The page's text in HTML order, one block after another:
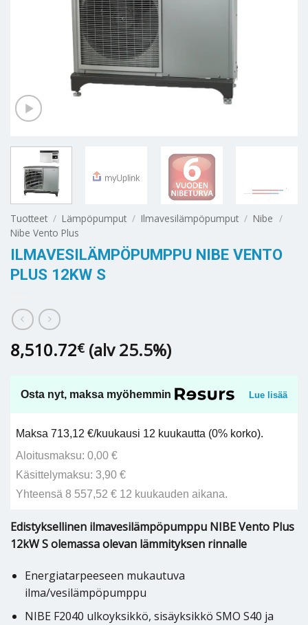
Tuotteet / Lämpöpumput / Ilmavesilämpöpumput / Nibe /
Nibe Vento Plus
ILMAVESILÄMPÖPUMPPU NIBE VENTO
PLUS 12KW S
8,510.72€ (alv 25.5%)
Osta nyt, maksa myöhemmin Lue lisää
Maksa 713,12 €/kuukausi 12 kuukautta (0% korko).
Aloitusmaksu: 0,00 €
Käsittelymaksu: 3,90 €
Yhteensä 8 557,52 € 12 kuukauden aikana.
Edistyksellinen ilmavesilämpöpumppu NIBE Vento Plus
12kW S olemassa olevan lämmityksen rinnalle
Energiatarpeeseen mukautuva
ilma/vesilämpöpumppu
NIBE F2040 ulkoyksikkö, sisäyksikkö SMO S40 ja